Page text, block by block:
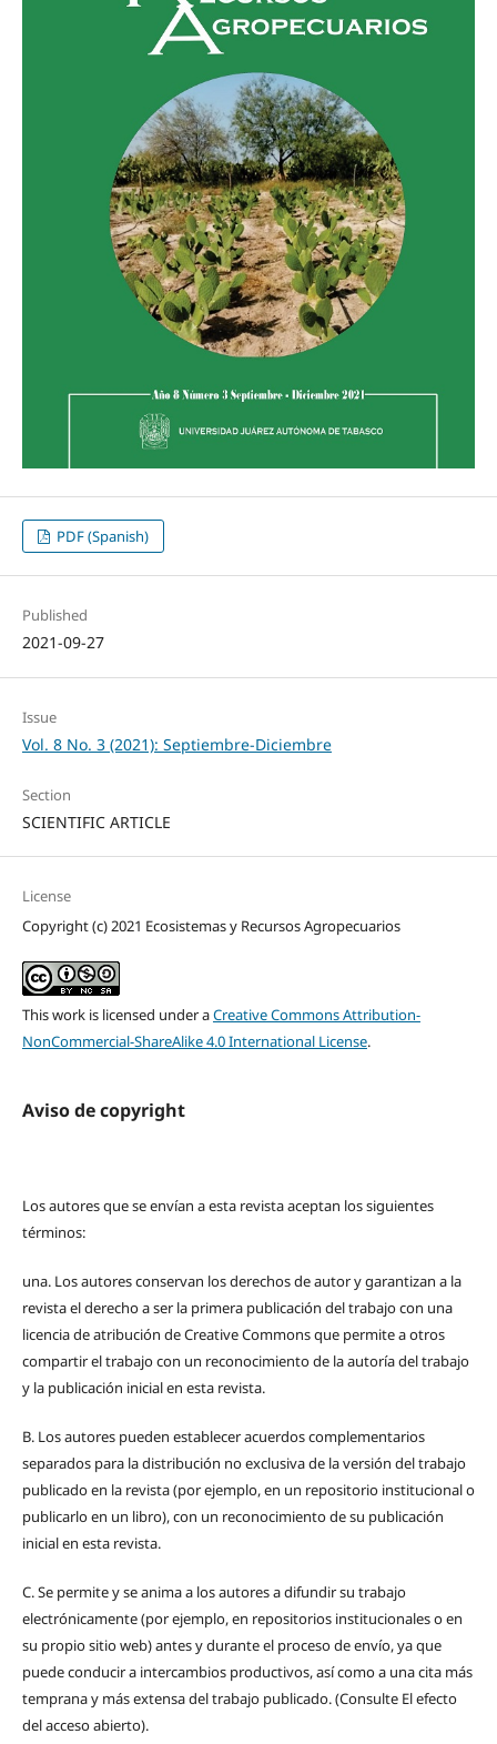
PDF (Spanish)
Published
2021-09-27
Issue
Vol. 8 No. 3 (2021): Septiembre-Diciembre
Section
SCIENTIFIC ARTICLE
License
Copyright (c) 2021 Ecosistemas y Recursos Agropecuarios
This work is licensed under aCreative Commons Attribution-
NonCommercial-ShareAlike 4.0 International License.
Aviso de copyright
Los autores que se envían a esta revista aceptan los siguientes
términos:
una. Los autores conservan los derechos de autor y garantizan a la
revista el derecho a ser la primera publicación del trabajo con una
licencia de atribución de Creative Commons que permite a otros
compartir el trabajo con un reconocimiento de la autoría del trabajo
y la publicación inicial en esta revista.
B. Los autores pueden establecer acuerdos complementarios
separados para la distribución no exclusiva de la versión del trabajo
publicado en la revista (por ejemplo, en un repositorio institucional o
publicarlo en un libro), con un reconocimiento de su publicación
inicial en esta revista.
C.Se permite y se anima a los autores a difundir su trabajo
electrónicamente (por ejemplo, en repositorios institucionales o en
su propio sitio web) antes y durante el proceso de envío, ya que
puede conducir a intercambios productivos, así como a una cita más
temprana y más extensa del trabajo publicado. (Consulte El efecto
del acceso abierto).